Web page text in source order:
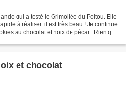
qui a testé le Grimollée du Poitou. Elle
à réaliser. il est très beau ! Je continue
au chocolat et noix de pécan. Rien que
et chocolat